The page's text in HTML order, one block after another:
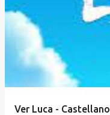
Ver Luca - Castellano